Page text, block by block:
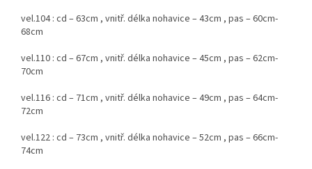
vel.104 : cd – 63cm , vnitř. délka nohavice – 43cm , pas – 60cm-
68cm
vel.110 : cd – 67cm , vnitř. délka nohavice – 45cm , pas – 62cm-
70cm
vel.116 : cd – 71cm , vnitř. délka nohavice – 49cm , pas – 64cm-
72cm
vel.122 : cd – 73cm , vnitř. délka nohavice – 52cm , pas – 66cm-
74cm